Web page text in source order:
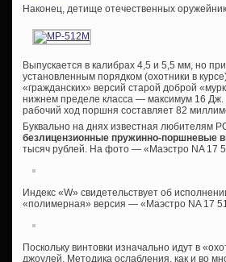
Наконец, детище отечественных
Выпускается в калибрах 4,5 и 5,5 мм, но
установленным порядком (охотники в
«гражданских» версий старой доброй
нижнем пределе класса — максимум 16
рабочий ход поршня составляет 82
Буквально на днях известная любителям
безлицензионные пружинно-поршневые
тысяч рублей. На фото — «Маэстро NA 17
Индекс «W» свидетельствует об
«полимерная» версия — «Маэстро NA 17
Поскольку винтовки изначально идут в
джоулей. Методика ослабления, как и во